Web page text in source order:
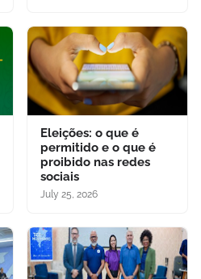
Eleições: o que é
permitido e o que é
proibido nas redes
sociais
July 25, 2026